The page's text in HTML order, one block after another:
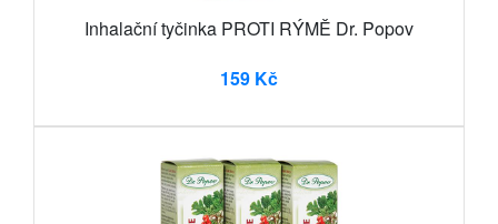
Inhalační tyčinka PROTI RÝMĚ Dr. Popov
159 Kč